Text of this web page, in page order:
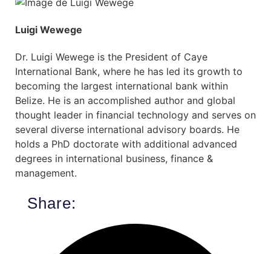
Luigi Wewege
Dr. Luigi Wewege is the President of Caye
International Bank, where he has led its growth to
becoming the largest international bank within
Belize. He is an accomplished author and global
thought leader in financial technology and serves on
several diverse international advisory boards. He
holds a PhD doctorate with additional advanced
degrees in international business, finance &
management.
Share: